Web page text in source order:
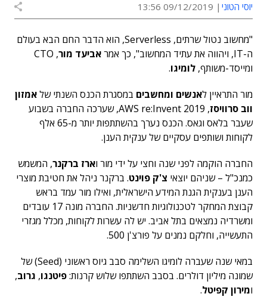
יוסי הטוני 09/12/2019 13:56
"מחשוב נטול שרתים, Serverless, הוא הדבר החם הבא בעולם
ה-IT, ויהווה את עתיד המחשוב", כך אמר
אביעד מור , CTO
ומייסד-משותף, לומיגו.
מור התראיין לאנשים ומחשבים במסגרת הכנס השנתי שלאמזון
ווב סרוויסז
, 2019 AWS re:Invent, שערכה החברה בשבוע
שעבר בלאס וגאס. הכנס נערך בהשתתפות יותר מ-65 אלף
לקוחות ושותפים עסקיים של ענקית הענן.
החברה הוקמה לפני שנה וחצי על ידי מור וארז ברקנר, המשמש
כמנכ"ל – שניהם יוצאי צ'ק פוינט. ברקנר ניהל את חטיבת מוצרי
הענן בענקית הגנת המידע הישראלית, ואילו מור עמד בראש
קבוצת המחקר לטכנולוגיות חדשניות. החברה מונה 17 עובדים
ומשרדיה נמצאים בתל אביב. יש לה עשרות לקוחות, מכלל מגזרי
התעשייה, וחלקם נמנים על פורצ'ן 500.
במאי שנה שעברה לומיגו השלימה סבב גיוס ראשוני (Seed) של
שמונה מיליון דולרים. בסבב השתתפו שלוש קרנות:פיטנגו, גרוב,
ומירון קפיטל.